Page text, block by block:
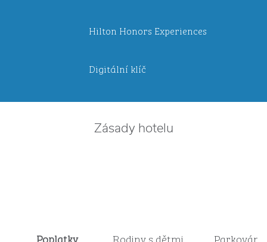
Hilton Honors Experiences
Digitální klíč
Zásady hotelu
Poplatky Rodiny s dětmi Parkování